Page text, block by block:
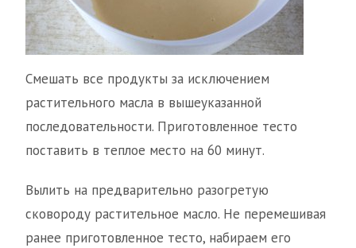
Смешать все продукты за исключением
растительного масла в вышеуказанной
последовательности. Приготовленное тесто
поставить в теплое место на 60 минут.
Вылить на предварительно разогретую
сковороду растительное масло. Не перемешивая
ранее приготовленное тесто, набираем его